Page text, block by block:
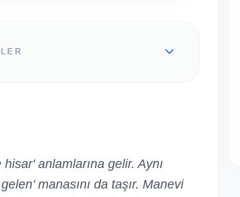
anlamlarına gelir. Aynı
manasını da taşır. Manevi